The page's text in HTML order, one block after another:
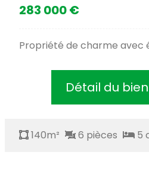
€
de charme avec étang
Détail du bien
6 pièces 5 chambres